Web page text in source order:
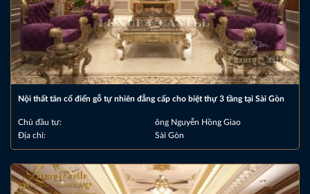
Nội thất tân cổ điển gỗ tự nhiên đẳng cấp cho biệt thự 3 tầng tại Sài Gòn
Chủ đầu tư:
ông Nguyễn Hồng Giao
Địa chỉ:
Sài Gòn